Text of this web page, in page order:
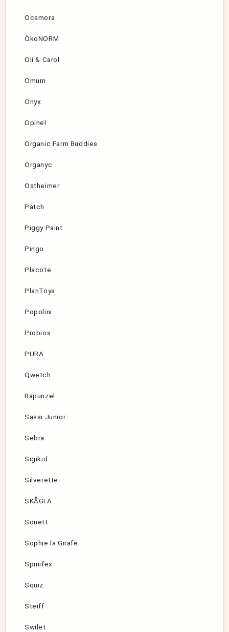
Ocamora
ÖkoNORM
Oli & Carol
Omum
Onyx
Opinel
Organic Farm Buddies
Organyc
Ostheimer
Patch
Piggy Paint
Pingo
Placote
PlanToys
Popolini
Probios
PURA
Qwetch
Rapunzel
Sassi Junior
Sebra
Sigikid
Silverette
SKÅGFÄ
Sonett
Sophie la Girafe
Spinifex
Squiz
Steiff
Swilet